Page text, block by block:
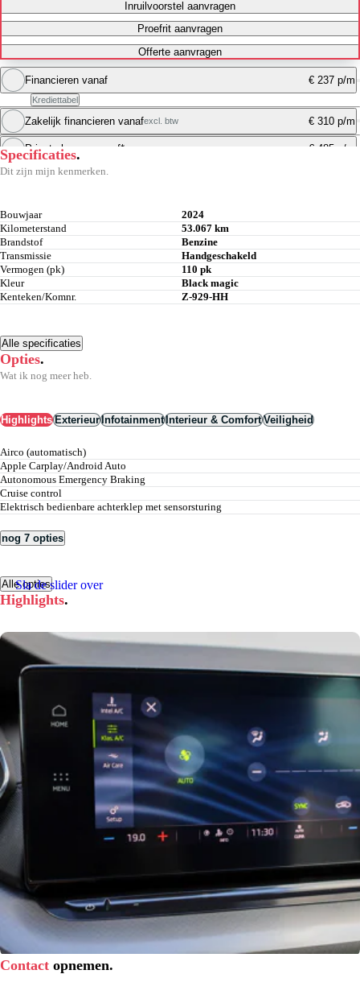
Inruilvoorstel aanvragen
Proefrit aanvragen
Offerte aanvragen
Financieren vanaf € 237 p/m
Krediettabel
Maandbedrag berekenen
Zakelijk financieren vanafexcl. btw € 310 p/m
Private leasen vanaf* € 485 p/m
Specificaties.
Dit zijn mijn kenmerken.
Bouwjaar
2024
Kilometerstand
53.067 km
Brandstof
Benzine
Transmissie
Handgeschakeld
Vermogen (pk)
110 pk
Kleur
Black magic
Kenteken/Komnr.
Z-929-HH
Alle specificaties
Opties.
Wat ik nog meer heb.
HighlightsExterieurInfotainmentInterieur & ComfortVeiligheid
airco (automatisch)
Apple Carplay/Android Auto
Autonomous Emergency Braking
cruise control
elektrisch bedienbare achterklep met sensorsturing
nog 7 opties
Alle opties
Highlights.
Sla de slider over
Contact opnemen.